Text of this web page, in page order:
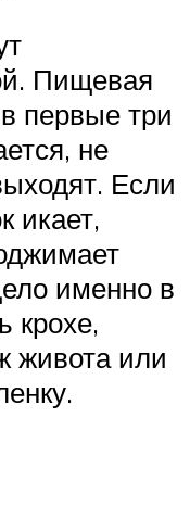
Пищевая
первые три
не
Если
икает,
именно в
крохе,
живота или